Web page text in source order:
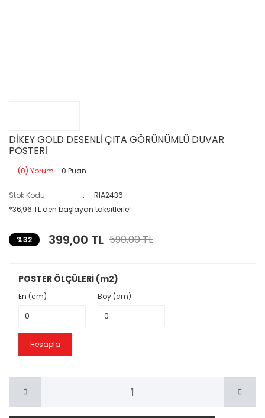
DİKEY GOLD DESENLİ ÇITA GÖRÜNÜMLÜ DUVAR
POSTERİ
(0) Yorum - 0 Puan
Stok Kodu
RIA2436
*36,96 TL den başlayan taksitlerle!
%32 399,00 TL 590,00 TL
POSTER ÖLÇÜLERİ (m2)
En (cm) Boy (cm)
Hesapla